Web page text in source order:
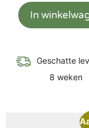
In
Geschatte
8 weken